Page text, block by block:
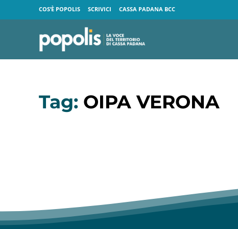
COS’È POPOLIS SCRIVICI CASSA PADANA BCC
Tag: OIPA VERONA